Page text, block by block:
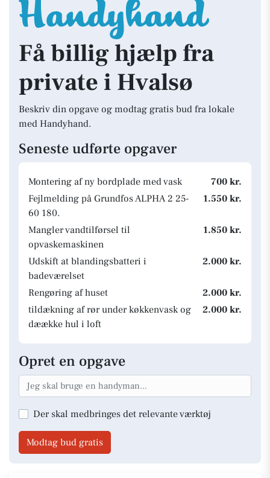
Få billig hjælp fra
private i Hvalsø
Beskriv din opgave og modtag gratis bud fra lokale
med Handyhand.
Seneste udførte opgaver
Montering af ny bordplade med vask
700 kr.
Fejlmelding på Grundfos ALPHA 2 25-
60 180.
1.550 kr.
Mangler vandtilførsel til
opvaskemaskinen
1.850 kr.
Udskift at blandingsbatteri i
badeværelset
2.000 kr.
Rengøring af huset
2.000 kr.
tildækning af rør under køkkenvask og
dæække hul i loft
2.000 kr.
Opret en opgave
Der skal medbringes det relevante værktøj
Modtag bud gratis